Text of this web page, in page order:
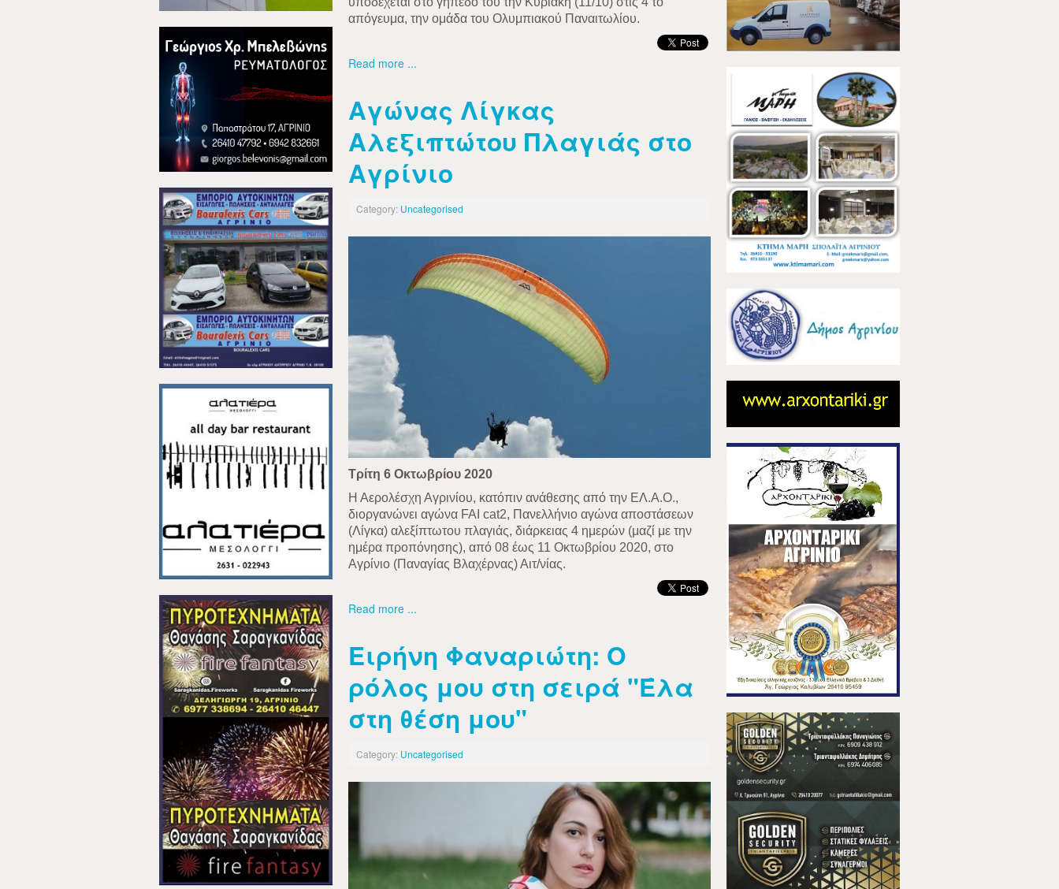
απόγευμα, την ομάδα του Ολυμπιακού Παναιτωλίου.
Read more ...
Αγώνας Λίγκας
Αλεξιπτώτου Πλαγιάς στο
Αγρίνιο
Category: Uncategorised
Τρίτη 6 Οκτωβρίου 2020
Η Αερολέσχη Αγρινίου, κατόπιν ανάθεσης από την ΕΛ.Α.Ο.,
διοργανώνει αγώνα FAI cat2, Πανελλήνιο αγώνα αποστάσεων
(Λίγκα) αλεξίπτωτου πλαγιάς, διάρκειας 4 ημερών (μαζί με την
ημέρα προπόνησης), από 08 έως 11 Οκτωβρίου 2020, στο
Αγρίνιο (Παναγίας Βλαχέρνας) Αιτ/νίας.
Read more ...
Ειρήνη Φαναριώτη: Ο
ρόλος μου στη σειρά "Έλα
στη θέση μου"
Category: Uncategorised